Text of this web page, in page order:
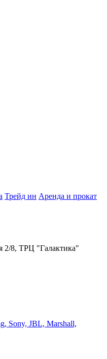
Трейд ин Аренда и прокат
2/8, ТРЦ "Галактика"